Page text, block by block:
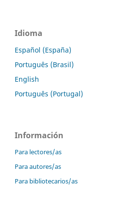
Idioma
Español (España)
Português (Brasil)
English
Português (Portugal)
Información
Para lectores/as
Para autores/as
Para bibliotecarios/as